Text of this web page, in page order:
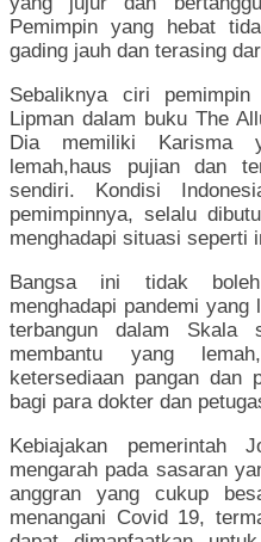
Pemimpin yang hebat
gading jauh dan terasing
Sebaliknya ciri
Lipman dalam buku The
Dia memiliki Karisma
lemah,haus pujian dan
sendiri. Kondisi
pemimpinnya, selalu
menghadapi situasi seperti
Bangsa ini tidak
menghadapi pandemi
terbangun dalam Skala
membantu yang
ketersediaan pangan dan
bagi para dokter dan
Kebiajakan pemerintah
mengarah pada sasaran
anggran yang cukup
menangani Covid 19,